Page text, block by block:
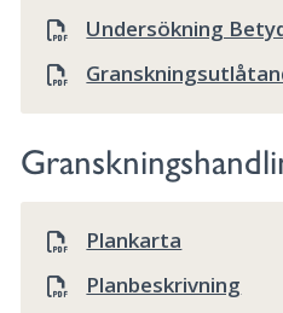
Undersökning
Plankarta
Planbeskrivning